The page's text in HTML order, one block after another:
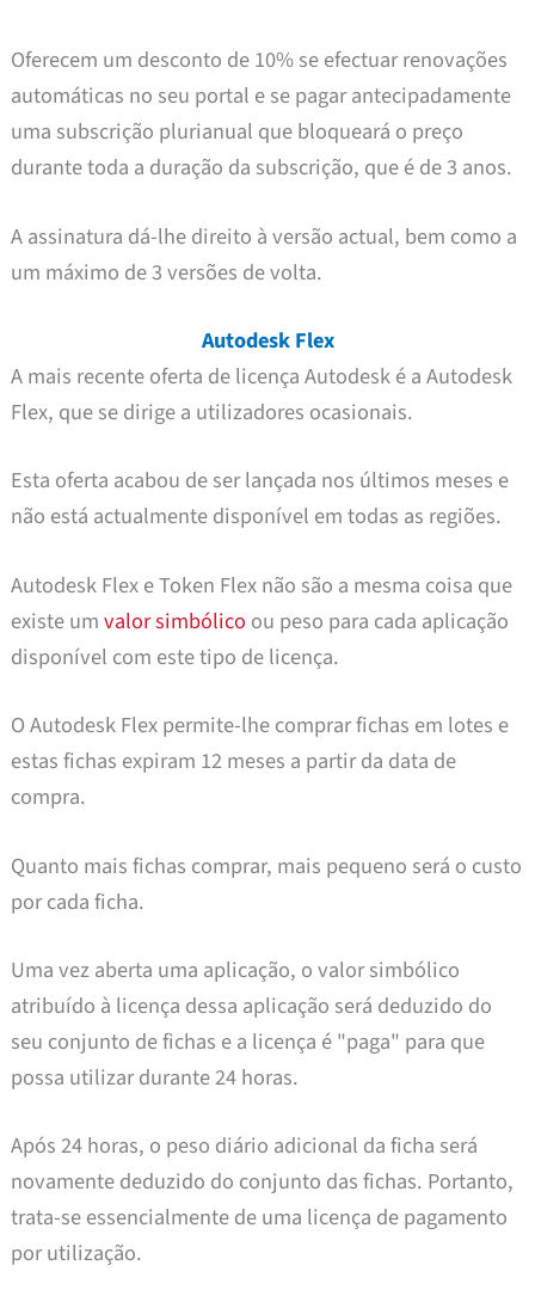
Oferecem um desconto de 10% se efectuar renovações
automáticas no seu portal e se pagar antecipadamente
uma subscrição plurianual que bloqueará o preço
durante toda a duração da subscrição, que é de 3 anos.
A assinatura dá-lhe direito à versão actual, bem como a
um máximo de 3 versões de volta.
Autodesk Flex
A mais recente oferta de licença Autodesk é a Autodesk
Flex, que se dirige a utilizadores ocasionais.
Esta oferta acabou de ser lançada nos últimos meses e
não está actualmente disponível em todas as regiões.
Autodesk Flex e Token Flex não são a mesma coisa que
existe umvalor simbólico ou peso para cada aplicação
disponível com este tipo de licença.
O Autodesk Flex permite-lhe comprar fichas em lotes e
estas fichas expiram 12 meses a partir da data de
compra.
Quanto mais fichas comprar, mais pequeno será o custo
por cada ficha.
Uma vez aberta uma aplicação, o valor simbólico
atribuído à licença dessa aplicação será deduzido do
seu conjunto de fichas e a licença é "paga" para que
possa utilizar durante 24 horas.
Após 24 horas, o peso diário adicional da ficha será
novamente deduzido do conjunto das fichas. Portanto,
trata-se essencialmente de uma licença de pagamento
por utilização.